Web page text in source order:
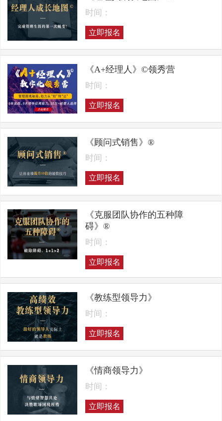
时间：
立即报名
《A+经理人》©领秀营
时间：
立即报名
《顾问式销售》®
时间：
立即报名
《克服团队协作的五种障
碍》®
时间：
立即报名
《教练型领导力》
时间：
立即报名
《情商领导力》
时间：
立即报名